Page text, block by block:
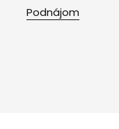
Podnájom